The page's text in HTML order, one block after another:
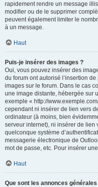
rapidement rendre un message
modifier ou de le supprimer
peuvent également limiter le
à un message.
Haut
Puis-je insérer des images ?
Oui, vous pouvez insérer des
du forum ont autorisé l’insertion
images sur le forum. Dans le cas
une image distante, hébergée sur
exemple « http://
cependant ni insérer de lien vers
ordinateur (à moins, bien
serveur internet), ni insérer de
quelconque système
messagerie électronique de
mot de passe, etc. Pour insérer
Haut
Que sont les annonces générales